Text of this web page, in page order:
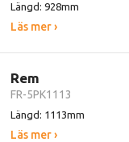
Längd: 928mm
Läs mer ›
Rem
FR-5PK1113
Längd: 1113mm
Läs mer ›